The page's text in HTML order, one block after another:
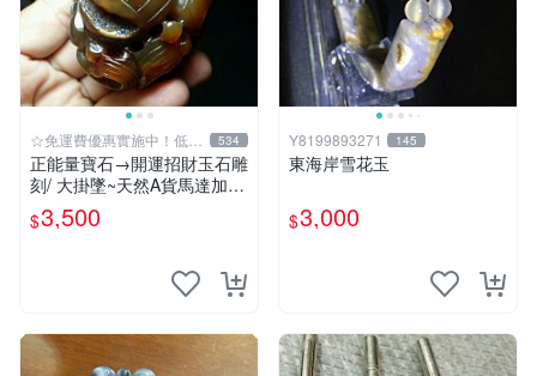
☆免運費優惠實施中！低於
批發價
534
正能量寶石→開運招財玉石雕
刻/ 大掛墜~天然A貨馬達加斯
加金橘紅玉髓{福祿雙至}MAZ
22【紀老師玉石坊】冰透光
$3,500
Y8199893271 145
東海岸雪花玉
$3,000